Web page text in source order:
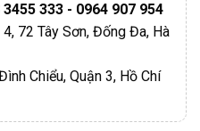
333 - 0964 907 954
72 Tây Sơn, Đống Đa, Hà
Chiểu, Quận 3, Hồ Chí